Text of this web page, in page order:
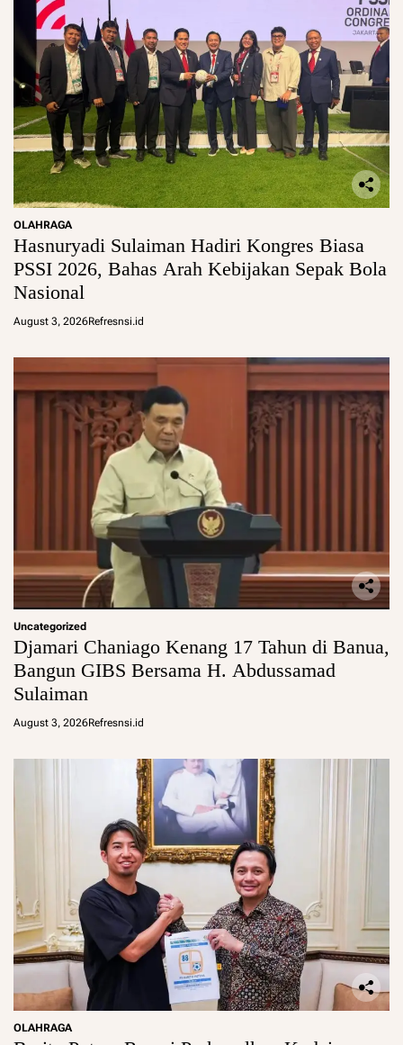
OLAHRAGA
Hasnuryadi Sulaiman Hadiri Kongres Biasa
PSSI 2026, Bahas Arah Kebijakan Sepak Bola
Nasional
August 3, 2026Refresnsi.id
Uncategorized
Djamari Chaniago Kenang 17 Tahun di Banua,
Bangun GIBS Bersama H. Abdussamad
Sulaiman
August 3, 2026Refresnsi.id
OLAHRAGA